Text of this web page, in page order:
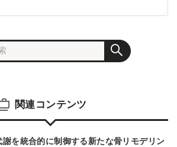
関連コンテンツ
謝を統合的に制御する新たな骨リモデリン